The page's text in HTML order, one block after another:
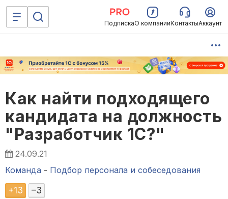
ПодпискаО компанииКонтактыАккаунт
Как найти подходящего
кандидата на должность
"Разработчик 1С?"
24.09.21
Команда - Подбор персонала и собеседования
+13 –3